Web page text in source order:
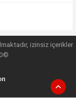
izinsiz içerikler
haber script